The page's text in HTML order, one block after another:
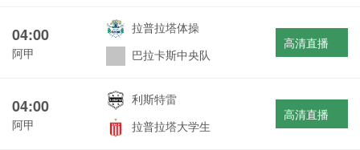
04:00
阿甲
拉普拉塔体操
巴拉卡斯中央队
高清直播
04:00
阿甲
利斯特雷
拉普拉塔大学生
高清直播